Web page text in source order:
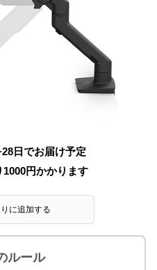
日でお届け予定
1000円かかります
に追加する
ルール